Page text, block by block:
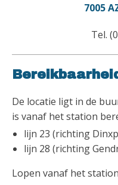
7005
Tel.
De locatie ligt in de
is vanaf het station
lijn 23 (richting
lijn 28 (richting
Lopen vanaf het